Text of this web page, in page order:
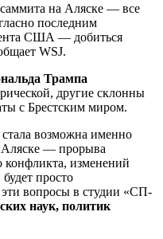
на Аляске — все
последним
США — добиться
WSJ.
Трампа
другие склонны
с Брестским миром.
возможна именно
Аляске — прорыва
конфликта, изменений
просто
вопросы в студии «СП-
наук, политик